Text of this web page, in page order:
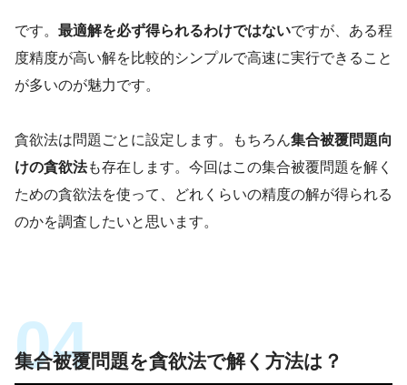
です。 最適解を必ず得られるわけではないですが、ある程
度精度が高い解を比較的シンプルで高速に実行できること
が多いのが魅力です。
貪欲法は問題ごとに設定します。もちろん集合被覆問題向
けの貪欲法も存在します。今回はこの集合被覆問題を解く
ための貪欲法を使って、どれくらいの精度の解が得られる
のかを調査したいと思います。
集合被覆問題を貪欲法で解く方法は？